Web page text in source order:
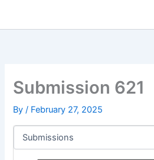
Submission 621
By/ February 27, 2025